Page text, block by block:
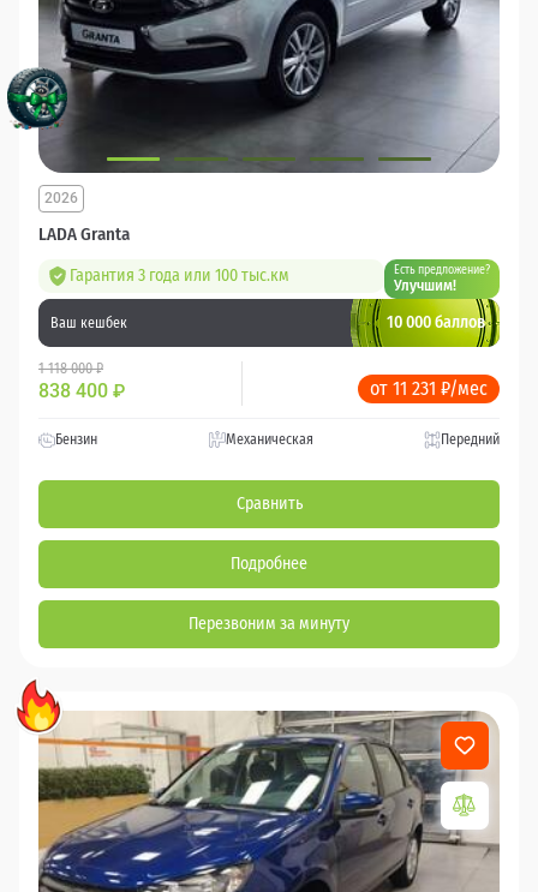
LADA Granta
2026
Гарантия 3 года или 100 тыс.км Есть предложение?
Улучшим!
Ваш кешбек 10 000 баллов
1 118 000 ₽
838 400 ₽ от 11 231 ₽/мес
Бензин Механическая Передний
Сравнить
Подробнее
Перезвоним за минуту